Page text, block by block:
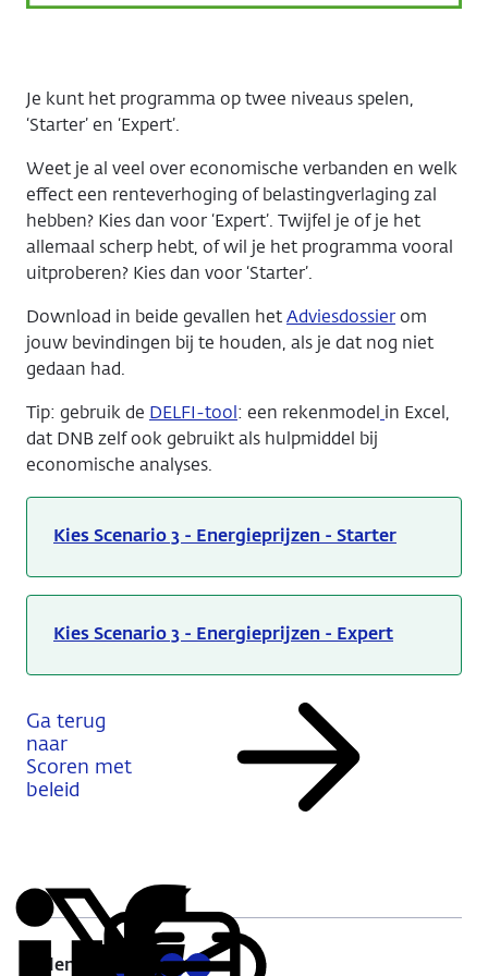
Je kunt het programma op twee niveaus spelen,
‘Starter’ en ‘Expert’.
Weet je al veel over economische verbanden en welk
effect een renteverhoging of belastingverlaging zal
hebben? Kies dan voor ‘Expert’. Twijfel je of je het
allemaal scherp hebt, of wil je het programma vooral
uitproberen? Kies dan voor ‘Starter’.
Download in beide gevallen het Adviesdossier om
jouw bevindingen bij te houden, als je dat nog niet
gedaan had.
Tip: gebruik de DELFI-tool : een rekenmodel in Excel,
dat DNB zelf ook gebruikt als hulpmiddel bij
economische analyses.
Kies Scenario 3 - Energieprijzen - Starter
Kies Scenario 3 - Energieprijzen - Expert
Ga terug
naar
Scoren met
beleid
Delen: